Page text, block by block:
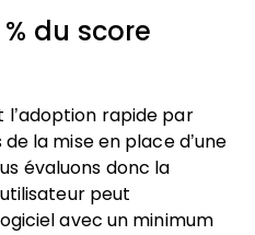
du score
l’adoption rapide par
la mise en place d’une
évaluons donc la
peut
avec un minimum